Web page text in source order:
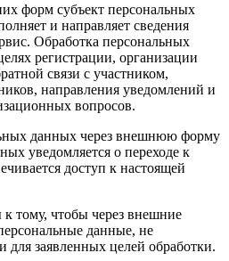
форм субъект персональных
и направляет сведения
Обработка персональных
регистрации, организации
связи с участником,
направления уведомлений и
вопросов.
данных через внешнюю форму
уведомляется о переходе к
доступ к настоящей
тому, чтобы через внешние
данные, не
заявленных целей обработки.